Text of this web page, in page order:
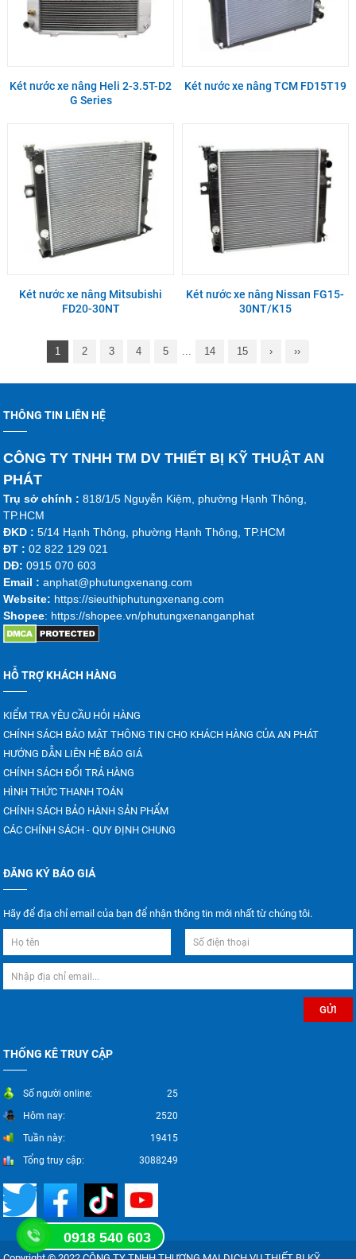
Két nước xe nâng Heli 2-3.5T-D2
G Series
Két nước xe nâng TCM FD15T19
Két nước xe nâng Mitsubishi
FD20-30NT
Két nước xe nâng Nissan FG15-
30NT/K15
1 2 3 4 5 14 15 › ››
THÔNG TIN LIÊN HỆ
CÔNG TY TNHH TM DV THIẾT BỊ KỸ THUẬT AN
PHÁT
Trụ sở chính : 818/1/5 Nguyễn Kiệm, phường Hạnh Thông,
TP.HCM
ĐKD :5/14 Hạnh Thông, phường Hạnh Thông, TP.HCM
ĐT : 02 822 129 021
DĐ:0915 070 603
Email :anphat@phutungxenang.com
Website: https://sieuthiphutungxenang.com
Shopee: https://shopee.vn/phutungxenanganphat
HỖ TRỢ KHÁCH HÀNG
KIỂM TRA YÊU CẦU HỎI HÀNG
CHÍNH SÁCH BẢO MẬT THÔNG TIN CHO KHÁCH HÀNG CỦA AN PHÁT
HƯỚNG DẪN LIÊN HỆ BÁO GIÁ
CHÍNH SÁCH ĐỔI TRẢ HÀNG
HÌNH THỨC THANH TOÁN
CHÍNH SÁCH BẢO HÀNH SẢN PHẨM
CÁC CHÍNH SÁCH - QUY ĐỊNH CHUNG
ĐĂNG KÝ BÁO GIÁ
Hãy để địa chỉ email của bạn để nhận thông tin mới nhất từ chúng tôi.
THỐNG KÊ TRUY CẬP
Số người online:
25
Hôm nay:
2520
Tuần này:
19415
Tổng truy cập:
3088249
0918 540 603